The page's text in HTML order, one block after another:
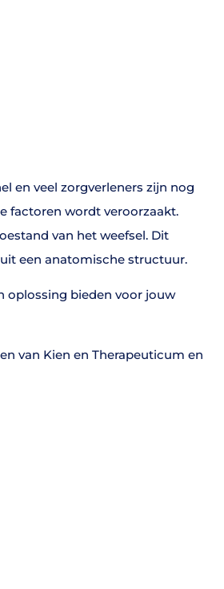
en veel zorgverleners zijn nog
factoren wordt veroorzaakt.
van het weefsel. Dit
een anatomische structuur.
oplossing bieden voor jouw
van Kien en Therapeuticum en